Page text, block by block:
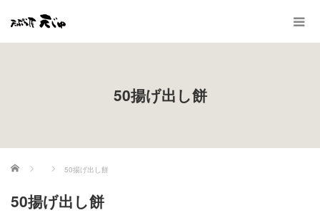
50揚げ出し餅
ホーム 50揚げ出し餅
50揚げ出し餅